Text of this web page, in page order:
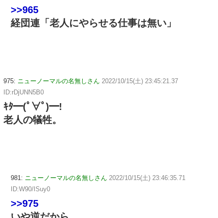
>>965
経団連「老人にやらせる仕事は無い」
975: ニューノーマルの名無しさん 2022/10/15(土) 23:45:21.37
ID:rDjUNN5B0
ｷﾀ━(ﾟ∀ﾟ)━!
老人の犠牲。
981: ニューノーマルの名無しさん 2022/10/15(土) 23:46:35.71
ID:W90/ISuy0
>>975